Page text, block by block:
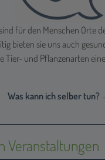
für den Menschen Orte
bieten sie uns auch
Tier- und Pflanzenarten
Was kann ich selber tun?
Veranstaltungen